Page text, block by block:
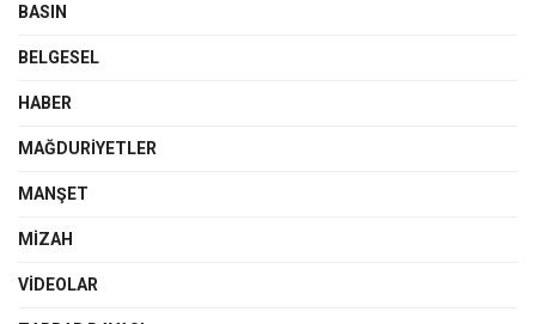
BASIN
BELGESEL
HABER
MAĞDURIYETLER
MANŞET
MIZAH
VIDEOLAR